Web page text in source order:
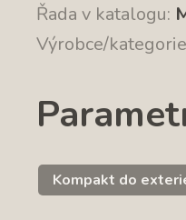
Řada v katalogu:
Výrobce/
Kompakt do